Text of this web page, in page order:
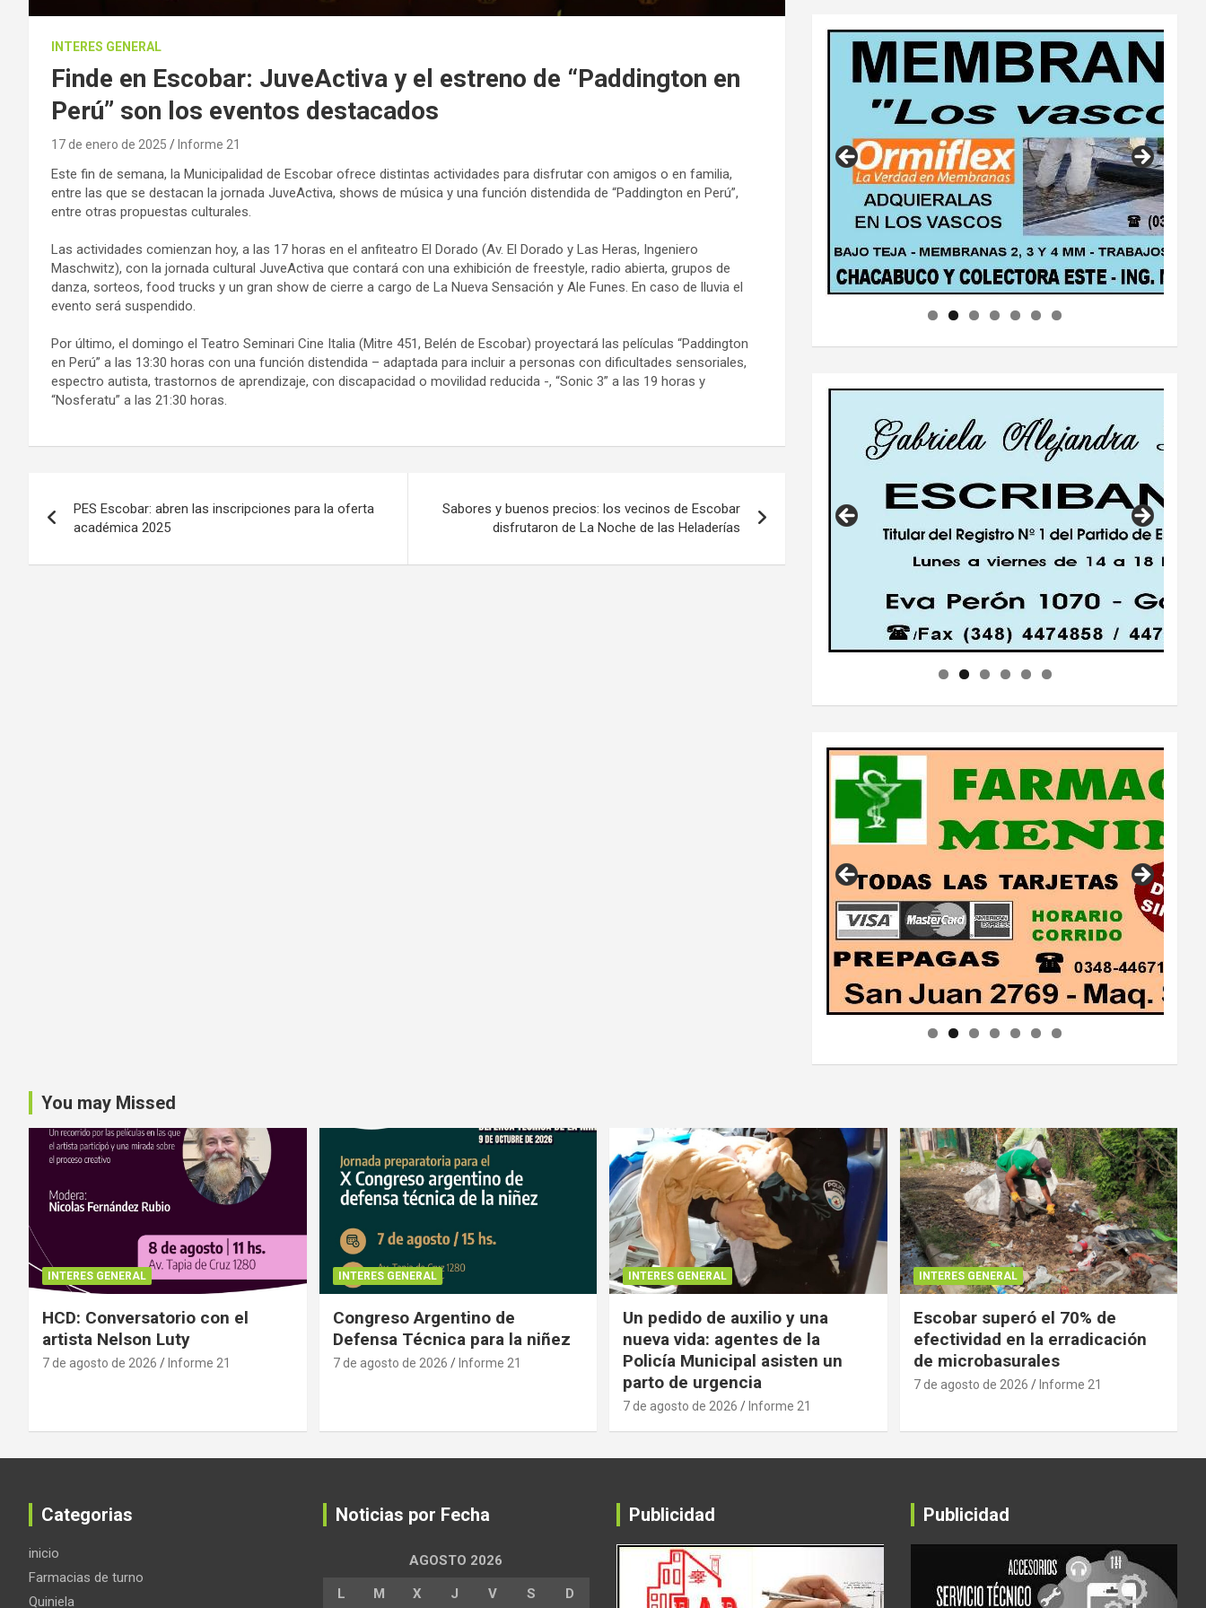
INTERES GENERAL
Finde en Escobar: JuveActiva y el estreno de “Paddington en
Perú” son los eventos destacados
17 de enero de 2025 Informe 21
Este fin de semana, la Municipalidad de Escobar ofrece distintas actividades para disfrutar con amigos o en familia,
entre las que se destacan la jornada JuveActiva, shows de música y una función distendida de “Paddington en Perú”,
entre otras propuestas culturales.
Las actividades comienzan hoy, a las 17 horas en el anfiteatro El Dorado (Av. El Dorado y Las Heras, Ingeniero
Maschwitz), con la jornada cultural JuveActiva que contará con una exhibición de freestyle, radio abierta, grupos de
danza, sorteos, food trucks y un gran show de cierre a cargo de La Nueva Sensación y Ale Funes. En caso de lluvia el
evento será suspendido.
Por último, el domingo el Teatro Seminari Cine Italia (Mitre 451, Belén de Escobar) proyectará las películas “Paddington
en Perú” a las 13:30 horas con una función distendida – adaptada para incluir a personas con dificultades sensoriales,
espectro autista, trastornos de aprendizaje, con discapacidad o movilidad reducida -, “Sonic 3” a las 19 horas y
“Nosferatu” a las 21:30 horas.
de
entradas
PES Escobar: abren las inscripciones para la oferta
académica 2025
Sabores y buenos precios: los vecinos de Escobar
disfrutaron de La Noche de las Heladerías
You may Missed
INTERES GENERAL
HCD: Conversatorio con el
artista Nelson Luty
7 de agosto de 2026 Informe 21
INTERES GENERAL
Congreso Argentino de
Defensa Técnica para la niñez
7 de agosto de 2026 Informe 21
INTERES GENERAL
Un pedido de auxilio y una
nueva vida: agentes de la
Policía Municipal asisten un
parto de urgencia
7 de agosto de 2026 Informe 21
INTERES GENERAL
Escobar superó el 70% de
efectividad en la erradicación
de microbasurales
7 de agosto de 2026 Informe 21
Categorias
inicio
Farmacias de turno
Quiniela
Noticias por Fecha
AGOSTO 2026
L M X J V S D
Publicidad Publicidad